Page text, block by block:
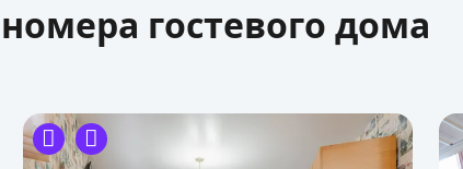
гостевого дома